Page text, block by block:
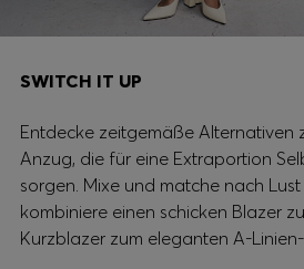
SWITCH IT UP
Entdecke zeitgemäße Alternativen
Anzug, die für eine Extraportion
sorgen. Mixe und matche nach
kombiniere einen schicken Blazer
Kurzblazer zum eleganten A-